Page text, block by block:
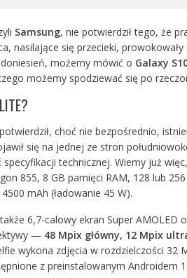
Samsung, nie potwierdził tego, że
nasilające się przecieki,
możemy mówić o Galaxy
możemy spodziewać się po
choć nie bezpośrednio,
się na jednej ze stron
technicznej. Wiemy już
855, 8 GB pamięci RAM, 128 lub
mAh (ładowanie 45 W).
6,7-calowy ekran Super AMOLED
— 48 Mpix główny, 12 Mpix
wykona zdjęcia w rozdzielczości 32
z preinstalowanym Androidem